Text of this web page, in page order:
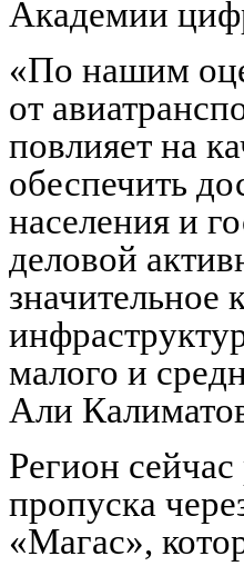
Академии
«По нашим
от
повлияет на
обеспечить
населения и
деловой
значительное
малого и
Али
Регион
пропуска
«Магас»,